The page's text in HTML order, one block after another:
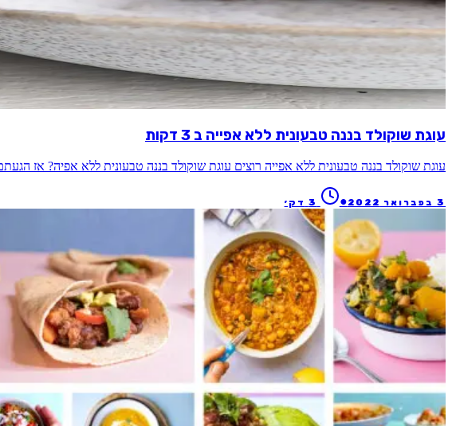
עוגת שוקולד בננה טבעונית ללא אפייה ב 3 דקות
עוגת שוקולד בננה טבעונית ללא אפייה רוצים עוגת שוקולד בננה טבעונית ללא אפיה? אז
3 בפברואר 2022 ●
3 דק׳